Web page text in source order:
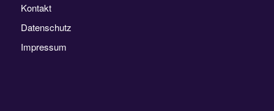
Kontakt
Datenschutz
Impressum